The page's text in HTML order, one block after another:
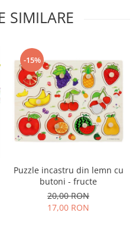
SIMILARE
-15%
Puzzle incastru din lemn cu
butoni - fructe
20,00 RON
17,00 RON